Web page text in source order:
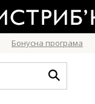
Бонусна програма